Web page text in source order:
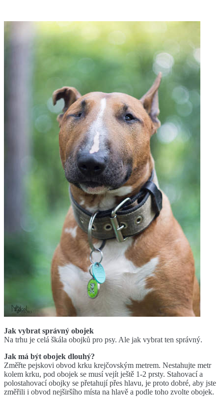
Jak vybrat správný obojek
Na trhu je celá škála obojků pro psy. Ale jak vybrat ten správný.
Jak má být obojek dlouhý?
Změřte pejskovi obvod krku krejčovským metrem. Nestahujte metr
kolem krku, pod obojek se musí vejít ještě 1-2 prsty. Stahovací a
polostahovací obojky se přetahují přes hlavu, je proto dobré, aby jste
změřili i obvod nejširšího místa na hlavě a podle toho zvolte obojek.